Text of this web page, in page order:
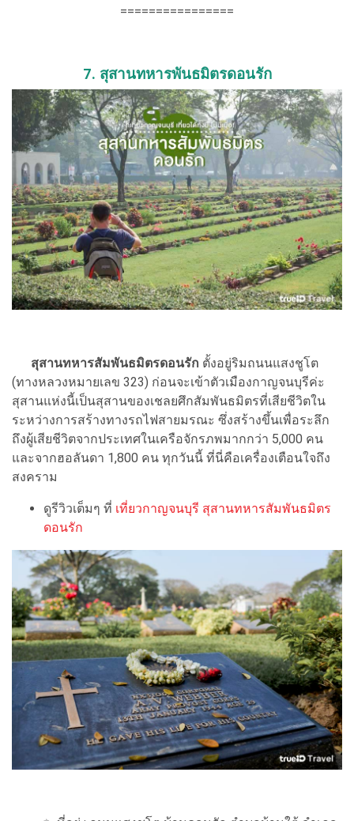
================
7. สุสานทหารพันธมิตรดอนรัก
สุสานทหารสัมพันธมิตรดอนรัก ตั้งอยู่ริมถนนแสงชูโต
(ทางหลวงหมายเลข 323) ก่อนจะเข้าตัวเมืองกาญจนบุรีค่ะ
สุสานแห่งนี้เป็นสุสานของเชลยศึกสัมพันธมิตรที่เสียชีวิตใน
ระหว่างการสร้างทางรถไฟสายมรณะ ซึ่งสร้างขึ้นเพื่อระลึก
ถึงผู้เสียชีวิตจากประเทศในเครือจักรภพมากกว่า 5,000 คน
และจากฮอลันดา 1,800 คน ทุกวันนี้ ที่นี่คือเครื่องเตือนใจถึง
สงคราม
ดูรีวิวเต็มๆ ที่ เที่ยวกาญจนบุรี สุสานทหารสัมพันธมิตร
ดอนรัก